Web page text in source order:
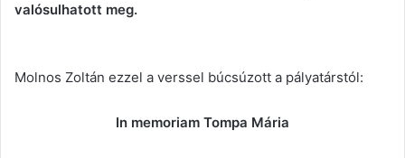
valósulhatott meg.
Molnos Zoltán ezzel a verssel búcsúzott a pályatárstól:
In memoriam Tompa Mária